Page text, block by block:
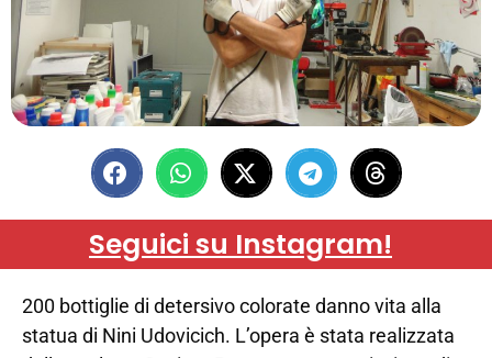
Seguici su Instagram!
200 bottiglie di detersivo colorate danno vita alla
statua di Nini Udovicich. L’opera è stata realizzata